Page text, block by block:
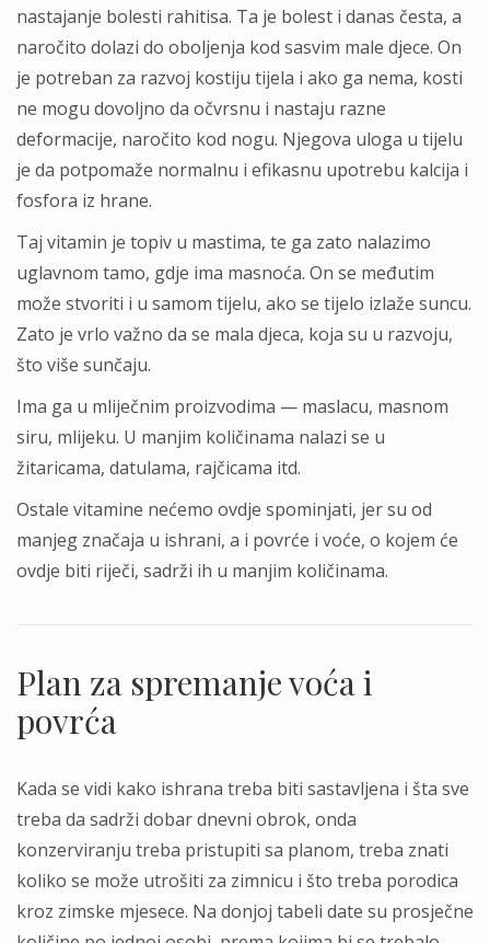
nastajanje bolesti rahitisa. Ta je bolest i danas česta, a
naročito dolazi do oboljenja kod sasvim male djece. On
je potreban za razvoj kostiju tijela i ako ga nema, kosti
ne mogu dovoljno da očvrsnu i nastaju razne
deformacije, naročito kod nogu. Njegova uloga u tijelu
je da potpomaže normalnu i efikasnu upotrebu kalcija i
fosfora iz hrane.
Taj vitamin je topiv u mastima, te ga zato nalazimo
uglavnom tamo, gdje ima masnoća. On se međutim
može stvoriti i u samom tijelu, ako se tijelo izlaže suncu.
Zato je vrlo važno da se mala djeca, koja su u razvoju,
što više sunčaju.
Ima ga u mliječnim proizvodima — maslacu, masnom
siru, mlijeku. U manjim količinama nalazi se u
žitaricama, datulama, rajčicama itd.
Ostale vitamine nećemo ovdje spominjati, jer su od
manjeg značaja u ishrani, a i povrće i voće, o kojem će
ovdje biti riječi, sadrži ih u manjim količinama.
Plan za spremanje voća i
povrća
Kada se vidi kako ishrana treba biti sastavljena i šta sve
treba da sadrži dobar dnevni obrok, onda
konzerviranju treba pristupiti sa planom, treba znati
koliko se može utrošiti za zimnicu i što treba porodica
kroz zimske mjesece. Na donjoj tabeli date su prosječne